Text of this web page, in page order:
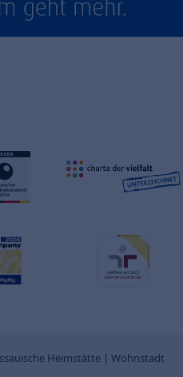
Heimstätte | Wohnstadt